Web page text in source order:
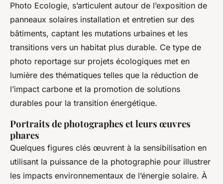
Photo Ecologie, s’articulent autour de l’exposition de
panneaux solaires installation et entretien sur des
bâtiments, captant les mutations urbaines et les
transitions vers un habitat plus durable. Ce type de
photo reportage sur projets écologiques met en
lumière des thématiques telles que la réduction de
l’impact carbone et la promotion de solutions
durables pour la transition énergétique.
Portraits de photographes et leurs œuvres
phares
Quelques figures clés œuvrent à la sensibilisation en
utilisant la puissance de la photographie pour illustrer
les impacts environnementaux de l’énergie solaire. À